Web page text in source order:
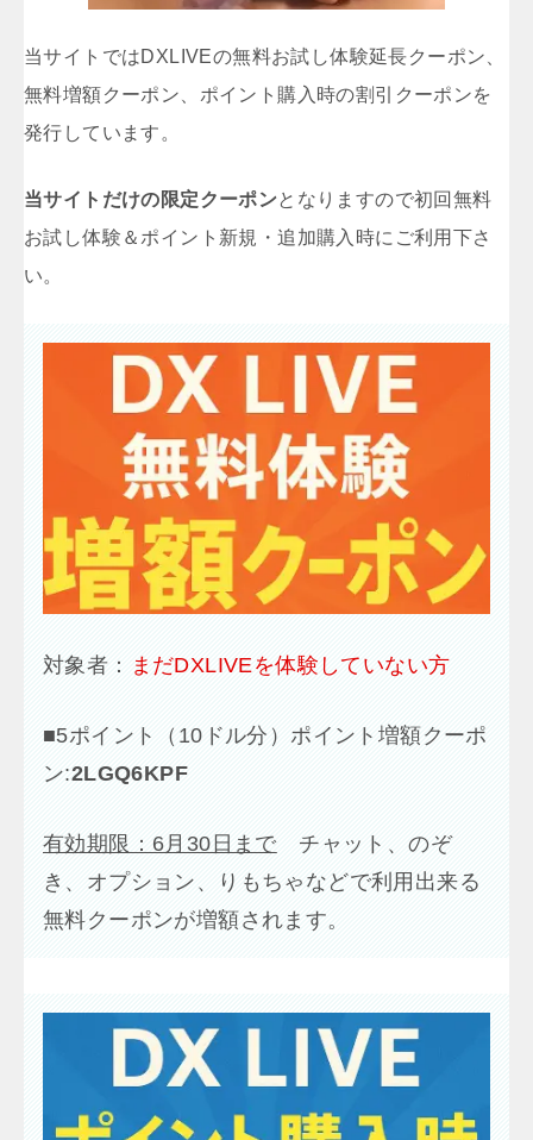
当サイトではDXLIVEの無料お試し体験延長クーポン、
無料増額クーポン、ポイント購入時の割引クーポンを
発行しています。
当サイトだけの限定クーポンとなりますので初回無料
お試し体験＆ポイント新規・追加購入時にご利用下さ
い。
対象者： まだDXLIVEを体験していない方
■5ポイント（10ドル分）ポイント増額クーポ
ン:2LGQ6KPF
有効期限：6月30日までチャット、のぞ
き、オプション、りもちゃなどで利用出来る
無料クーポンが増額されます。